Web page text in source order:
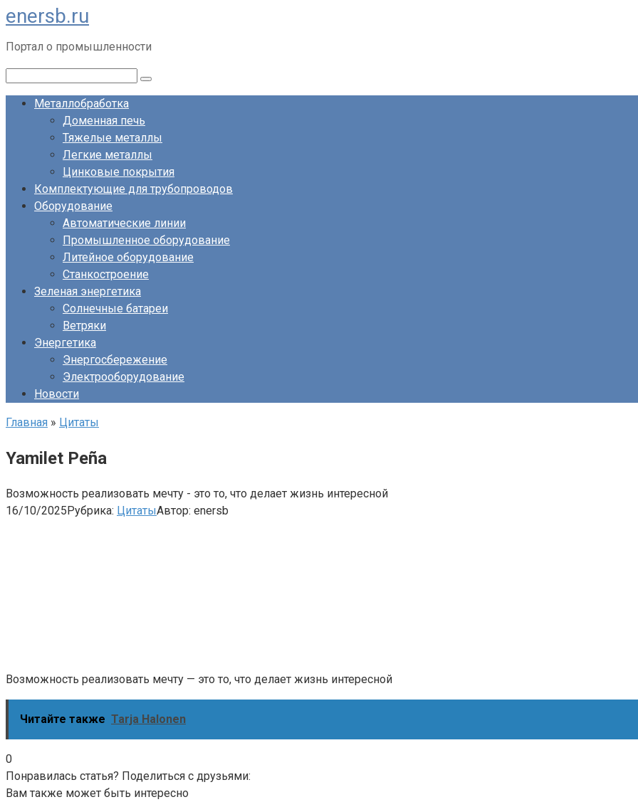
Перейти
к
контенту
enersb.ru
Портал о промышленности
Металлобработка
Доменная печь
Тяжелые металлы
Легкие металлы
Цинковые покрытия
Комплектующие для трубопроводов
Оборудование
Автоматические линии
Промышленное оборудование
Литейное оборудование
Станкостроение
Зеленая энергетика
Солнечные батареи
Ветряки
Энергетика
Энергосбережение
Электрооборудование
Новости
Главная » Цитаты
Yamilet Peña
Возможность реализовать мечту - это то, что делает жизнь интересной
16/10/2025Рубрика: ЦитатыАвтор: enersb
Возможность реализовать мечту — это то, что делает жизнь интересной
Читайте также Tarja Halonen
0
Понравилась статья? Поделиться с друзьями:
Вам также может быть интересно